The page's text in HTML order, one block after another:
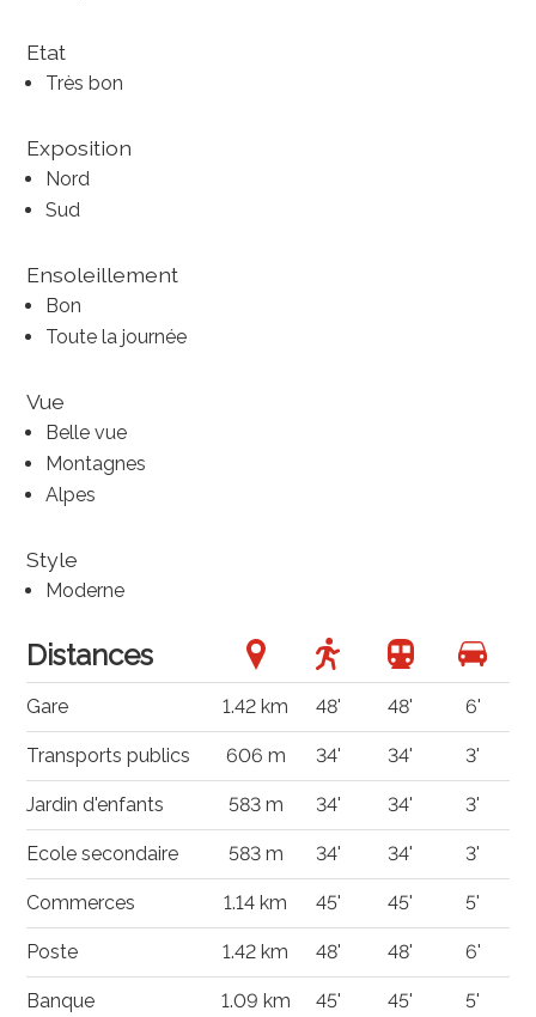
Etat
Très bon
Exposition
Nord
Sud
Ensoleillement
Bon
Toute la journée
Vue
Belle vue
Montagnes
Alpes
Style
Moderne
Distances
Gare 1.42 km 48' 48' 6'
Transports publics 606 m 34' 34' 3'
Jardin d'enfants 583 m 34' 34' 3'
Ecole secondaire 583 m 34' 34' 3'
Commerces 1.14 km 45' 45' 5'
Poste 1.42 km 48' 48' 6'
Banque 1.09 km 45' 45' 5'